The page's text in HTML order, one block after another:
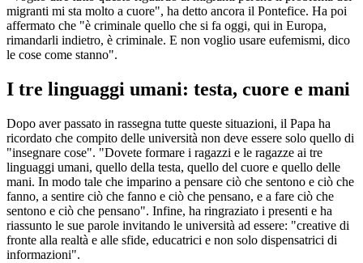
migranti mi sta molto a cuore", ha detto ancora il Pontefice. Ha poi
affermato che "è criminale quello che si fa oggi, qui in Europa,
rimandarli indietro, è criminale. E non voglio usare eufemismi, dico
le cose come stanno".
I tre linguaggi umani: testa, cuore e mani
Dopo aver passato in rassegna tutte queste situazioni, il Papa ha
ricordato che compito delle università non deve essere solo quello di
"insegnare cose". "Dovete formare i ragazzi e le ragazze ai tre
linguaggi umani, quello della testa, quello del cuore e quello delle
mani. In modo tale che imparino a pensare ciò che sentono e ciò che
fanno, a sentire ciò che fanno e ciò che pensano, e a fare ciò che
sentono e ciò che pensano". Infine, ha ringraziato i presenti e ha
riassunto le sue parole invitando le università ad essere: "creative di
fronte alla realtà e alle sfide, educatrici e non solo dispensatrici di
informazioni".